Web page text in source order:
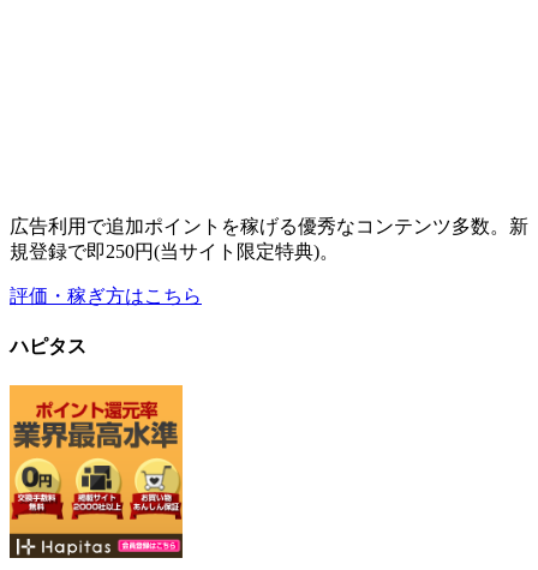
高還元率・高ポイント数の広告が豊富な広告特化のポイント
サイト。友達紹介で稼ぎたい方にもオススメ。
評価・稼ぎ方はこちら
その他